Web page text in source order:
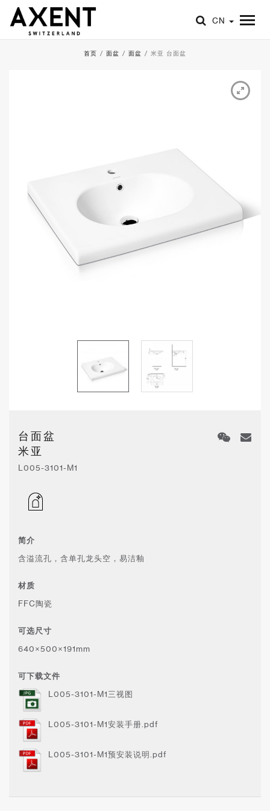
CN
首页 / 面盆 / 面盆 / 米亚 台面盆
台面盆
米亚
L005-3101-M1
简介
含溢流孔，含单孔龙头空，易洁釉
材质
FFC陶瓷
可选尺寸
640×500×191mm
可下载文件
L005-3101-M1三视图
L005-3101-M1安装手册.pdf
L005-3101-M1预安装说明.pdf